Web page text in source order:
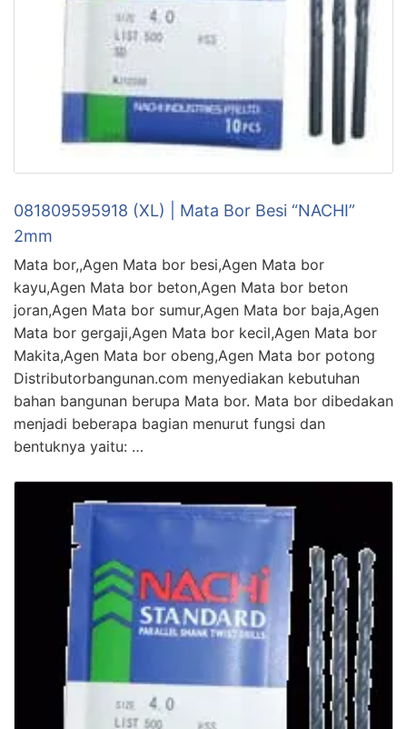
081809595918 (XL) | Mata Bor Besi “NACHI”
2mm
Mata bor,,Agen Mata bor besi,Agen Mata bor
kayu,Agen Mata bor beton,Agen Mata bor beton
joran,Agen Mata bor sumur,Agen Mata bor baja,Agen
Mata bor gergaji,Agen Mata bor kecil,Agen Mata bor
Makita,Agen Mata bor obeng,Agen Mata bor potong
Distributorbangunan.com menyediakan kebutuhan
bahan bangunan berupa Mata bor. Mata bor dibedakan
menjadi beberapa bagian menurut fungsi dan
bentuknya yaitu: …